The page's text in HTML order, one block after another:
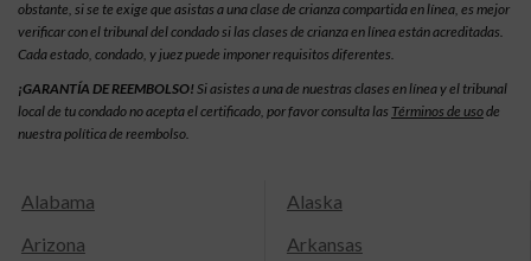
obstante, si se te exige que asistas a una clase de crianza compartida en línea, es mejor
verificar con el tribunal del condado si las clases de crianza en línea están acreditadas.
Cada estado, condado, y juez puede imponer requisitos diferentes.
¡GARANTÍA DE REEMBOLSO! Si asistes a una de nuestras clases en línea y el tribunal
local de tu condado no acepta el certificado, por favor consulta las Términos de usode
nuestra política de reembolso.
Alabama
Alaska
Arizona
Arkansas